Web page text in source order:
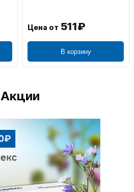
Цена от 511₽
В корзину
Акции